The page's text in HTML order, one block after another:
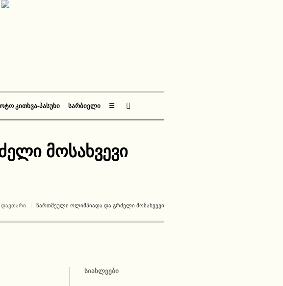
ᲙᲘᲗᲮᲕᲐ-ᲞᲐᲡᲣᲮᲘ ᲡᲐᲠᲑᲘᲔᲚᲘ ☰
მოსახვევი
ᲓᲐᲕᲗᲐᲠᲘ ᲬᲐᲠᲗᲛᲔᲣᲚᲘ ᲝᲚᲘᲛᲞᲘᲐᲓᲐ ᲓᲐ ᲒᲠᲫᲔᲚᲘ ᲛᲝᲡᲐᲮᲕᲔᲕᲘ
ᲡᲘᲐᲮᲚᲔᲔᲑᲘ